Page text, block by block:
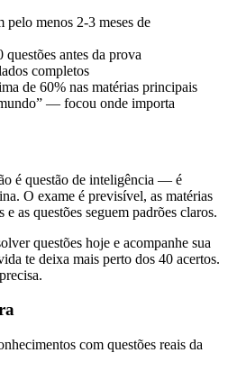
pelo menos 2-3 meses de
antes da prova
completos
de 60% nas matérias principais
— focou onde importa
é questão de inteligência — é
O exame é previsível, as matérias
as questões seguem padrões claros.
questões hoje e acompanhe sua
te deixa mais perto dos 40 acertos.
com questões reais da